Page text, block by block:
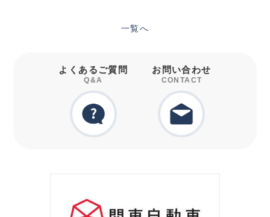
一覧へ
よくあるご質問
Q&A
お問い合わせ
CONTACT